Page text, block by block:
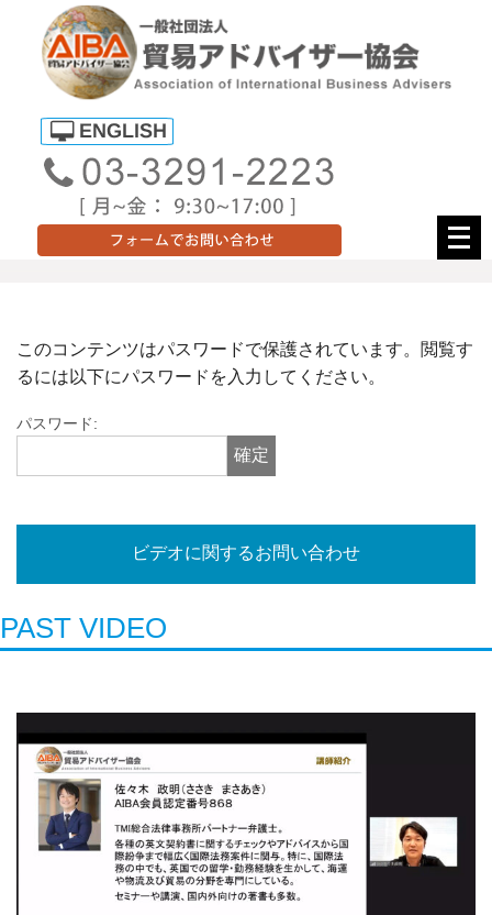
メ
ニ
を
このコンテンツはパスワードで保護されています。閲覧す
るには以下にパスワードを入力してください。
パスワード:
ビデオに関するお問い合わせ
PAST VIDEO